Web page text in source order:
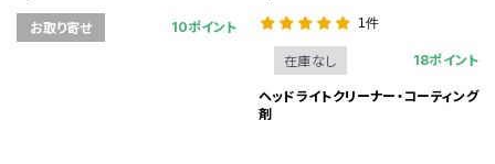
お取り寄せ 10ポイント 1件
在庫なし 18ポイント
ヘッドライトクリーナー・コーティング
剤